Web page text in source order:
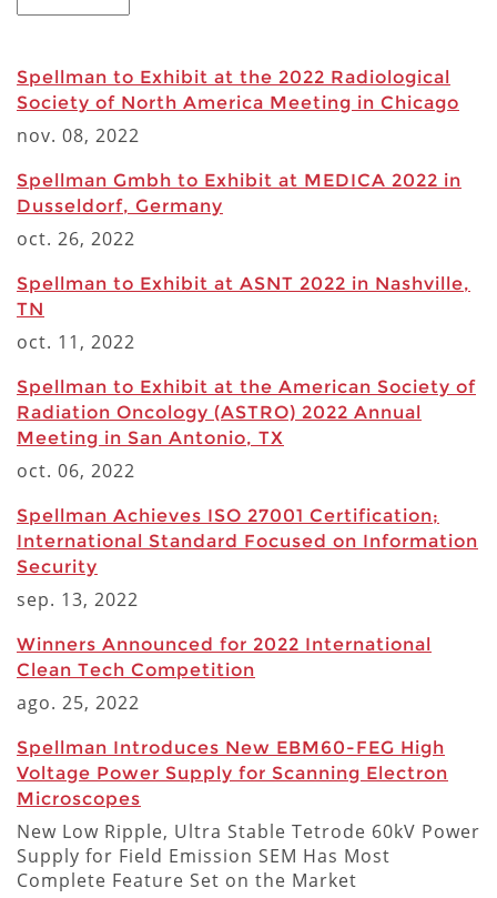
Spellman to Exhibit at the 2022 Radiological
Society of North America Meeting in Chicago
nov. 08, 2022
Spellman Gmbh to Exhibit at MEDICA 2022 in
Dusseldorf, Germany
oct. 26, 2022
Spellman to Exhibit at ASNT 2022 in Nashville,
TN
oct. 11, 2022
Spellman to Exhibit at the American Society of
Radiation Oncology (ASTRO) 2022 Annual
Meeting in San Antonio, TX
oct. 06, 2022
Spellman Achieves ISO 27001 Certification;
International Standard Focused on Information
Security
sep. 13, 2022
Winners Announced for 2022 International
Clean Tech Competition
ago. 25, 2022
Spellman Introduces New EBM60-FEG High
Voltage Power Supply for Scanning Electron
Microscopes
New Low Ripple, Ultra Stable Tetrode 60kV Power
Supply for Field Emission SEM Has Most
Complete Feature Set on the Market